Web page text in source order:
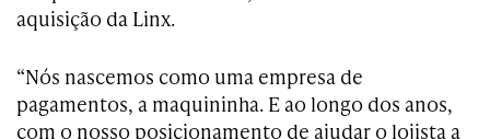
aquisição da Linx.
“Nós nascemos como uma empresa de
pagamentos, a maquininha. E ao longo dos anos,
com o nosso posicionamento de ajudar o lojista a